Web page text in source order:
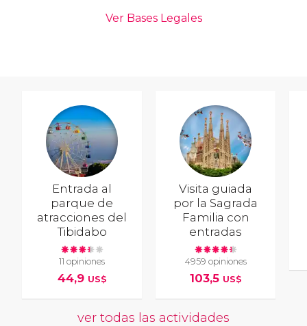
Entrada al
parque de
atracciones del
Tibidabo
11 opiniones
44,9 US$
Visita guiada
por la Sagrada
Familia con
entradas
4959 opiniones
103,5 US$
ver todas las actividades